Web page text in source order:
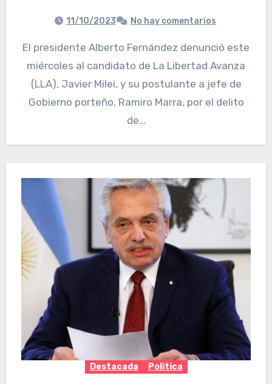
11/10/2023 No hay comentarios
El presidente Alberto Fernández denunció este
miércoles al candidato de La Libertad Avanza
(LLA), Javier Milei, y su postulante a jefe de
Gobierno porteño, Ramiro Marra, por el delito
de…
Destacada Politica